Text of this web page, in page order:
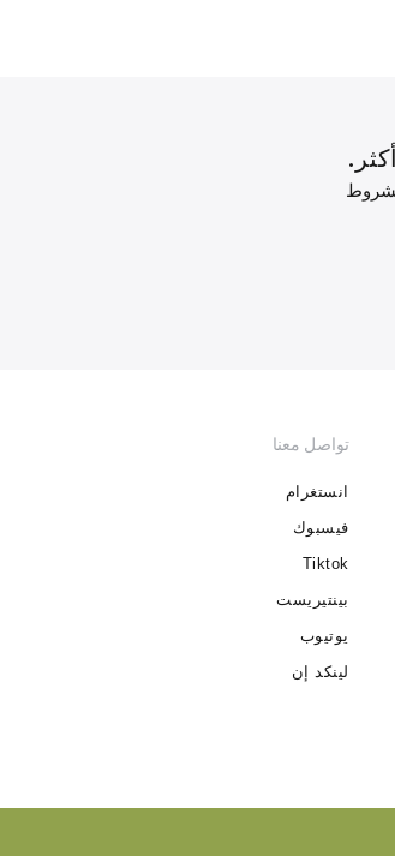
تواصل معنا
انستغرام
فيسبوك
Tiktok
بينتيريست
يوتيوب
لينكد إن